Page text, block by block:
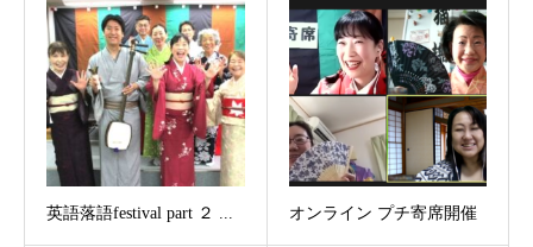
英語落語festival part ２ ... オンライン プチ寄席開催